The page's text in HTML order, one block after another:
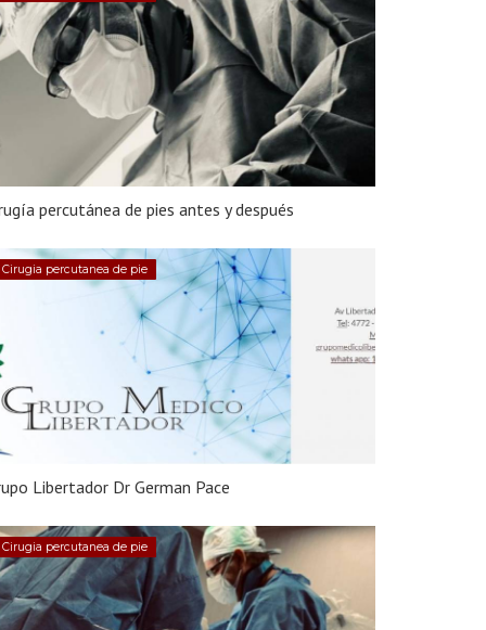
percutánea de pies antes y después
Cirugia percutanea de pie
Libertador Dr German Pace
Cirugia percutanea de pie